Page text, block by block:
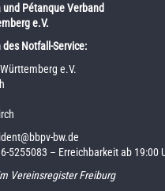
und Pétanque Verband
e.V.
Notfall-Service:
e.V.
bw.de
5255083 – Erreichbarkeit ab 19:00
Vereinsregister Freiburg